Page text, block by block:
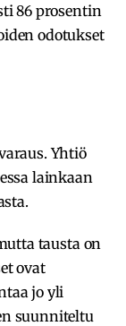
86 prosentin
odotukset
Yhtiö
lainkaan
tausta on
ovat
jo yli
suunniteltu